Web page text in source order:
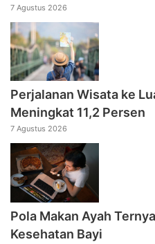
7 Agustus 2026
Perjalanan Wisata ke
Meningkat 11,2 Persen
7 Agustus 2026
Pola Makan Ayah
Kesehatan Bayi